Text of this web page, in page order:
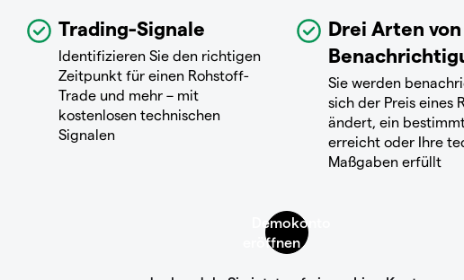
Trading-Signale
Identifizieren Sie den richtigen
Zeitpunkt für einen Rohstoff-
Trade und mehr – mit
kostenlosen technischen
Signalen
Drei Arten von
Sie werden
sich der Preis eines
ändert, ein
erreicht oder Ihre
Maßgaben erfüllt